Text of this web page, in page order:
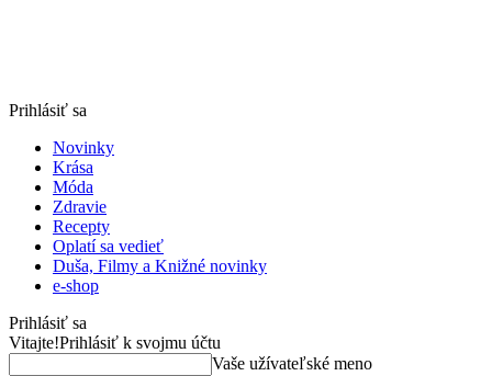
Prihlásiť sa
Novinky
Krása
Móda
Zdravie
Recepty
Oplatí sa vedieť
Duša, Filmy a Knižné novinky
e-shop
Prihlásiť sa
Vitajte!Prihlásiť k svojmu účtu
Vaše užívateľské meno